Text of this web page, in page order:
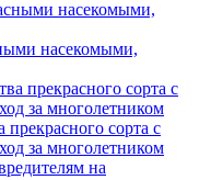
насекомыми,
сорта с
за многолетником